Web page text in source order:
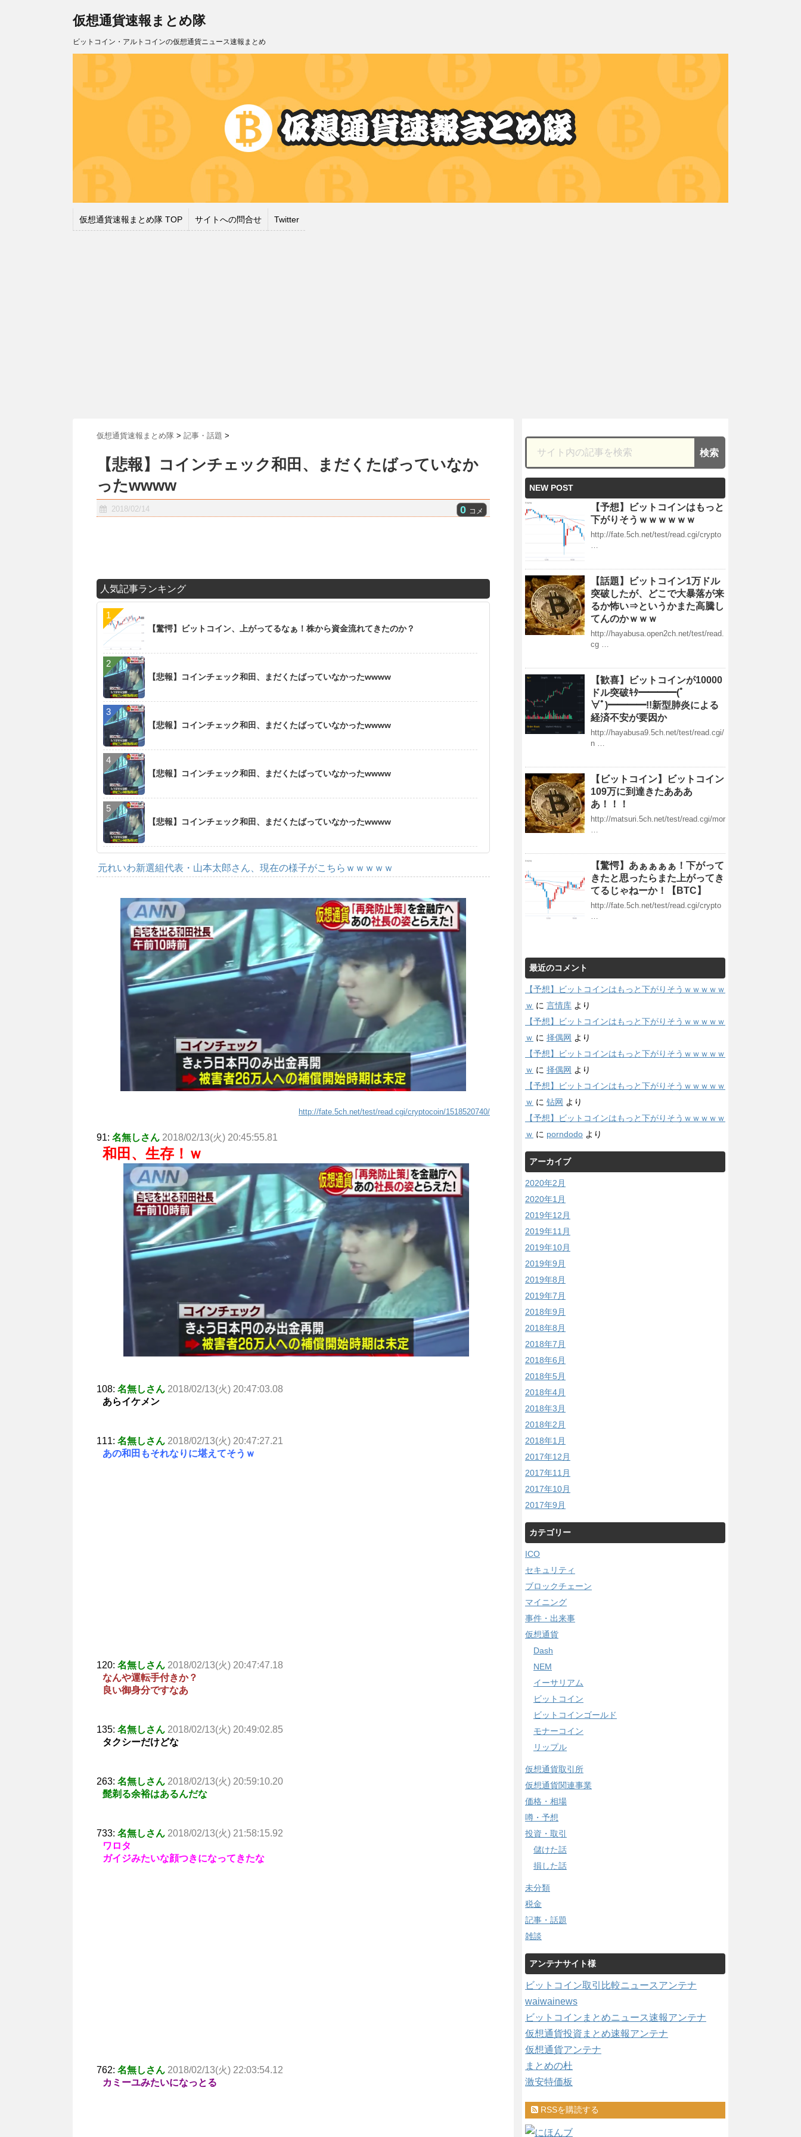
仮想通貨速報まとめ隊
ビットコイン・アルトコインの仮想通貨ニュース速報まとめ
仮想通貨速報まとめ隊 TOP サイトへの問合せ Twitter
仮想通貨速報まとめ隊 > 記事・話題 >
【悲報】コインチェック和田、まだくたばっていなか
ったwwww
2018/02/14 0 コメ
人気記事ランキング
【驚愕】ビットコイン、上がってるなぁ！株から資金流れてきたのか？
【悲報】コインチェック和田、まだくたばっていなかったwwww
【悲報】コインチェック和田、まだくたばっていなかったwwww
【悲報】コインチェック和田、まだくたばっていなかったwwww
【悲報】コインチェック和田、まだくたばっていなかったwwww
元れいわ新選組代表・山本太郎さん、現在の様子がこちらｗｗｗｗｗ
http://fate.5ch.net/test/read.cgi/cryptocoin/1518520740/
91: 名無しさん 2018/02/13(火) 20:45:55.81
和田、生存！ｗ
108: 名無しさん 2018/02/13(火) 20:47:03.08
あらイケメン
111: 名無しさん 2018/02/13(火) 20:47:27.21
あの和田もそれなりに堪えてそうｗ
120: 名無しさん 2018/02/13(火) 20:47:47.18
なんや運転手付きか？
良い御身分ですなあ
135: 名無しさん 2018/02/13(火) 20:49:02.85
タクシーだけどな
263: 名無しさん 2018/02/13(火) 20:59:10.20
髭剃る余裕はあるんだな
733: 名無しさん 2018/02/13(火) 21:58:15.92
ワロタ
ガイジみたいな顔つきになってきたな
762: 名無しさん 2018/02/13(火) 22:03:54.12
カミーユみたいになっとる
NEW POST
【予想】ビットコインはもっと
下がりそうｗｗｗｗｗｗ
http://fate.5ch.net/test/read.cgi/crypto
…
【話題】ビットコイン1万ドル
突破したが、どこで大暴落が来
るか怖い⇒というかまた高騰し
てんのかｗｗｗ
http://hayabusa.open2ch.net/test/read.
cg …
【歓喜】ビットコインが10000
ドル突破ｷﾀ━━━━(ﾟ
∀ﾟ)━━━━!!新型肺炎による
経済不安が要因か
http://hayabusa9.5ch.net/test/read.cgi/
n …
【ビットコイン】ビットコイン
109万に到達きたあああ
あ！！！
http://matsuri.5ch.net/test/read.cgi/mor
…
【驚愕】あぁぁぁぁ！下がって
きたと思ったらまた上がってき
てるじゃねーか！【BTC】
http://fate.5ch.net/test/read.cgi/crypto
…
最近のコメント
【予想】ビットコインはもっと下がりそうｗｗｗｗｗ
ｗ に 言情库 より
【予想】ビットコインはもっと下がりそうｗｗｗｗｗ
ｗ に 择偶网 より
【予想】ビットコインはもっと下がりそうｗｗｗｗｗ
ｗ に 择偶网 より
【予想】ビットコインはもっと下がりそうｗｗｗｗｗ
ｗ に 钻网 より
【予想】ビットコインはもっと下がりそうｗｗｗｗｗ
ｗ に porndodo より
アーカイブ
2020年2月
2020年1月
2019年12月
2019年11月
2019年10月
2019年9月
2019年8月
2019年7月
2018年9月
2018年8月
2018年7月
2018年6月
2018年5月
2018年4月
2018年3月
2018年2月
2018年1月
2017年12月
2017年11月
2017年10月
2017年9月
カテゴリー
ICO
セキュリティ
ブロックチェーン
マイニング
事件・出来事
仮想通貨
Dash
NEM
イーサリアム
ビットコイン
ビットコインゴールド
モナーコイン
リップル
仮想通貨取引所
仮想通貨関連事業
価格・相場
噂・予想
投資・取引
儲けた話
損した話
未分類
税金
記事・話題
雑談
アンテナサイト様
ビットコイン取引比較ニュースアンテナ
waiwainews
ビットコインまとめニュース速報アンテナ
仮想通貨投資まとめ速報アンテナ
仮想通貨アンテナ
まとめの杜
激安特価板
RSSを購読する